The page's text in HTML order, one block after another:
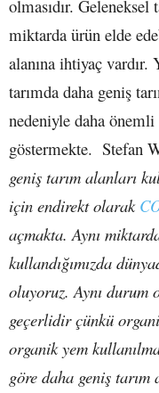
olmasıdır. Geleneksel
miktarda ürün elde
alanına ihtiyaç vardır.
tarımda daha geniş
nedeniyle daha
göstermekte. Stefan
geniş tarım alanları
için endirekt olarak
açmakta. Aynı
kullandığımızda
oluyoruz. Aynı durum
geçerlidir çünkü
organik yem
göre daha geniş tarım